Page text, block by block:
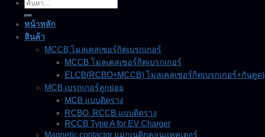
ค้นหา:
หน้าหลัก
สินค้า
MCCB โมลเคสเซอร์กิตเบรกเกอร์
MCCB โมลเคสเซอร์กิตเบรกเกอร์
ELCB(RCBO+MCCB) โมลเคสเซอร์กิตเบรกเกอร์+กันดูด)
MCB เบรกเกอร์ลูกย่อย
MCB แบบติดราง
RCBO, RCCB แบบติดราง
RCCB Type A for EV Charger
Magnetic contactor แมกเนติกคอนแทคเตอร์